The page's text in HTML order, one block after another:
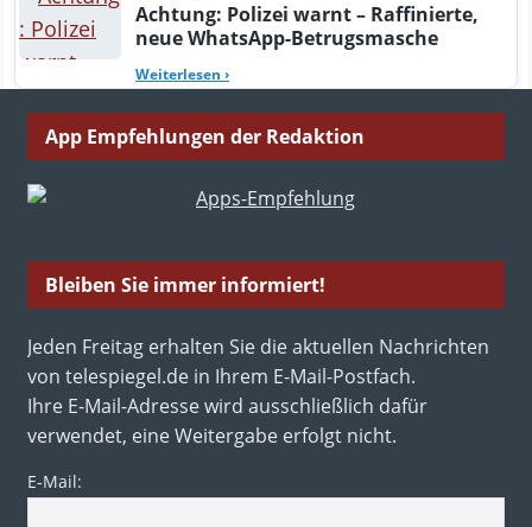
Achtung: Polizei warnt – Raffinierte,
neue WhatsApp-Betrugsmasche
Weiterlesen ›
App Empfehlungen der Redaktion
Bleiben Sie immer informiert!
Jeden Freitag erhalten Sie die aktuellen Nachrichten
von telespiegel.de in Ihrem E-Mail-Postfach.
Ihre E-Mail-Adresse wird ausschließlich dafür
verwendet, eine Weitergabe erfolgt nicht.
E-Mail: